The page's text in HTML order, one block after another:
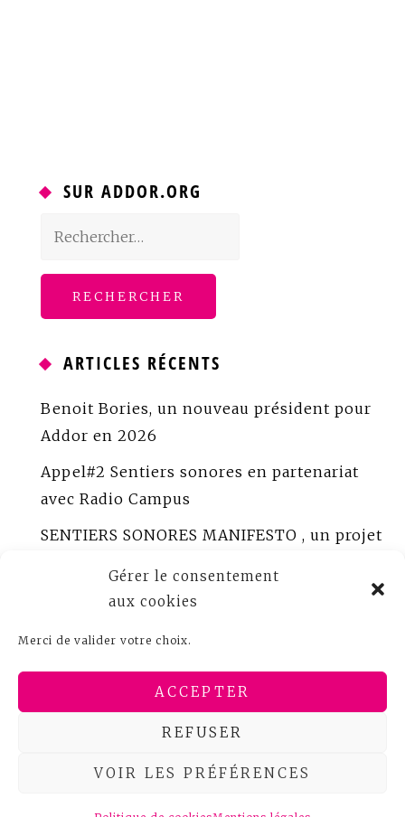
Gérer le consentement
aux cookies
Merci de valider votre choix.
ACCEPTER
REFUSER
VOIR LES PRÉFÉRENCES
SUR ADDOR.ORG
Rechercher :
ARTICLES RÉCENTS
Benoit Bories, un nouveau président pour
Addor en 2026
Appel#2 Sentiers sonores en partenariat
avec Radio Campus
SENTIERS SONORES MANIFESTO , un projet
ADDOR peaufine Sentiers sonores
Appel à créations sonores documentaires
Bureau ADDOR 2025